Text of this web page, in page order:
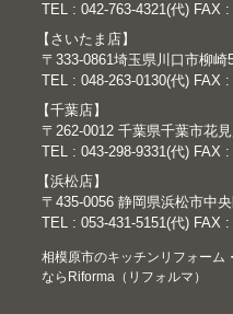
TEL : 042-763-4321(代) FAX :
【さいたま店】
〒333-0861埼玉県川口市柳崎
TEL : 048-263-0130(代) FAX :
【千葉店】
〒262-0012 千葉県千葉市花
TEL : 043-298-9331(代) FAX :
【浜松店】
〒435-0056 静岡県浜松市中
TEL : 053-431-5151(代) FAX :
相模原市のキッチンリフォーム
ならRiforma（リフォルマ）